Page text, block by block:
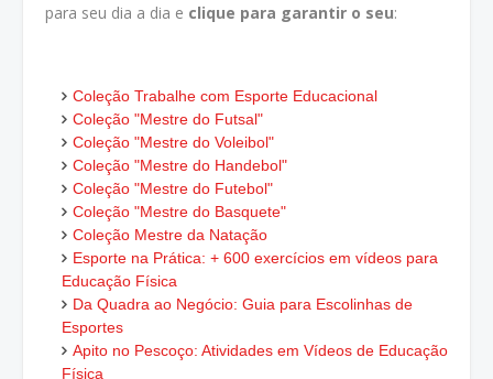
para seu dia a dia e clique para garantir o seu:
Coleção Trabalhe com Esporte Educacional
Coleção "Mestre do Futsal"
Coleção "Mestre do Voleibol"
Coleção "Mestre do Handebol"
Coleção "Mestre do Futebol"
Coleção "Mestre do Basquete"
Coleção Mestre da Natação
Esporte na Prática: + 600 exercícios em vídeos para
Educação Física
Da Quadra ao Negócio: Guia para Escolinhas de
Esportes
Apito no Pescoço: Atividades em Vídeos de Educação
Física